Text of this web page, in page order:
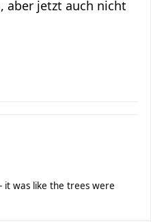
aber jetzt auch nicht
it was like the trees were